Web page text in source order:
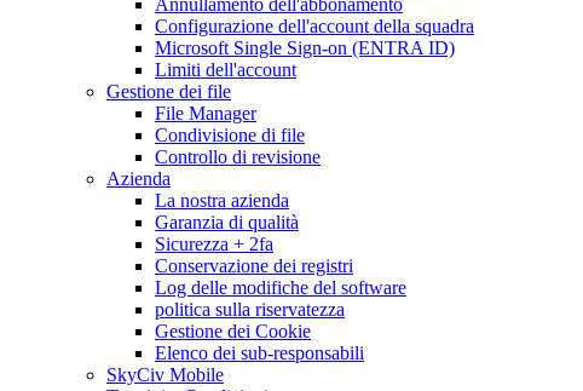
Annullamento dell'abbonamento
Configurazione dell'account della squadra
Microsoft Single Sign-on (ENTRA ID)
Limiti dell'account
Gestione dei file
File Manager
Condivisione di file
Controllo di revisione
Azienda
La nostra azienda
Garanzia di qualità
Sicurezza + 2fa
Conservazione dei registri
Log delle modifiche del software
politica sulla riservatezza
Gestione dei Cookie
Elenco dei sub-responsabili
SkyCiv Mobile